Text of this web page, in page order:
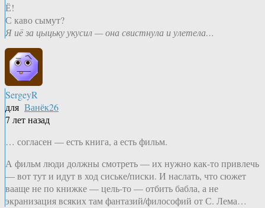
Ё!
С каво сымут?
Я иё за цыцьку укусил — она свистнула и улетела…
SergeyR
для Ванёк26
7 лет назад
… согласен — есть книга, а есть фильм.
А фильм люди должны смотреть — их нужно как-то привлечь
— вот тут и идут в ход сиське/писки. И наслать, что сюжет
вааще не по книжке — цель-то — отбить бабла, а не
экранизация всяких там фантазий/философий от С. Лема…